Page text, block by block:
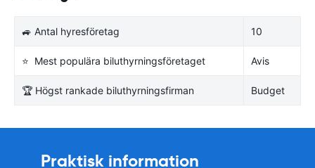
🚙 Antal hyresföretag 10
⭐ Mest populära biluthyrningsföretaget Avis
🏆 Högst rankade biluthyrningsfirman Budget
Praktisk information